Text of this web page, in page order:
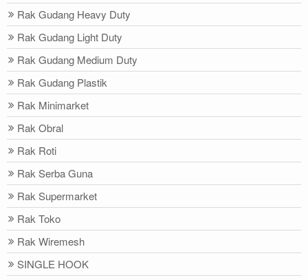
Rak Gudang Heavy Duty
Rak Gudang Light Duty
Rak Gudang Medium Duty
Rak Gudang Plastik
Rak Minimarket
Rak Obral
Rak Roti
Rak Serba Guna
Rak Supermarket
Rak Toko
Rak Wiremesh
SINGLE HOOK